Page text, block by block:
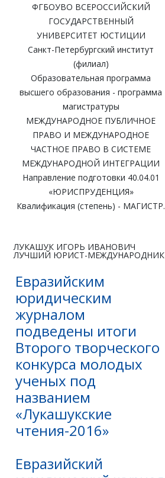
ФГБОУВО ВСЕРОССИЙСКИЙ
ГОСУДАРСТВЕННЫЙ
УНИВЕРСИТЕТ ЮСТИЦИИ
Санкт-Петербургский институт
(филиал)
Образовательная программа
высшего образования - программа
магистратуры
МЕЖДУНАРОДНОЕ ПУБЛИЧНОЕ
ПРАВО И МЕЖДУНАРОДНОЕ
ЧАСТНОЕ ПРАВО В СИСТЕМЕ
МЕЖДУНАРОДНОЙ ИНТЕГРАЦИИ
Направление подготовки 40.04.01
«ЮРИСПРУДЕНЦИЯ»
Квалификация (степень) - МАГИСТР.
ЛУКАШУК ИГОРЬ ИВАНОВИЧ
ЛУЧШИЙ ЮРИСТ-МЕЖДУНАРОДНИК
Евразийским
юридическим
журналом
подведены итоги
Второго творческого
конкурса молодых
ученых под
названием
«Лукашукские
чтения-2016»
Евразийский